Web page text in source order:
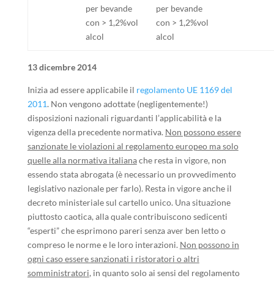
per bevande
con > 1,2%vol
alcol
per bevande
con > 1,2%vol
alcol
13 dicembre 2014
Inizia ad essere applicabile il regolamento UE 1169 del
2011. Non vengono adottate (negligentemente!)
disposizioni nazionali riguardanti l’applicabilità e la
vigenza della precedente normativa. Non possono essere
sanzionate le violazioni al regolamento europeo ma solo
quelle alla normativa italianache resta in vigore, non
essendo stata abrogata (è necessario un provvedimento
legislativo nazionale per farlo). Resta in vigore anche il
decreto ministeriale sul cartello unico. Una situazione
piuttosto caotica, alla quale contribuiscono sedicenti
“esperti” che esprimono pareri senza aver ben letto o
compreso le norme e le loro interazioni. Non possono in
ogni caso essere sanzionati i ristoratori o altri
somministratori, in quanto solo ai sensi del regolamento